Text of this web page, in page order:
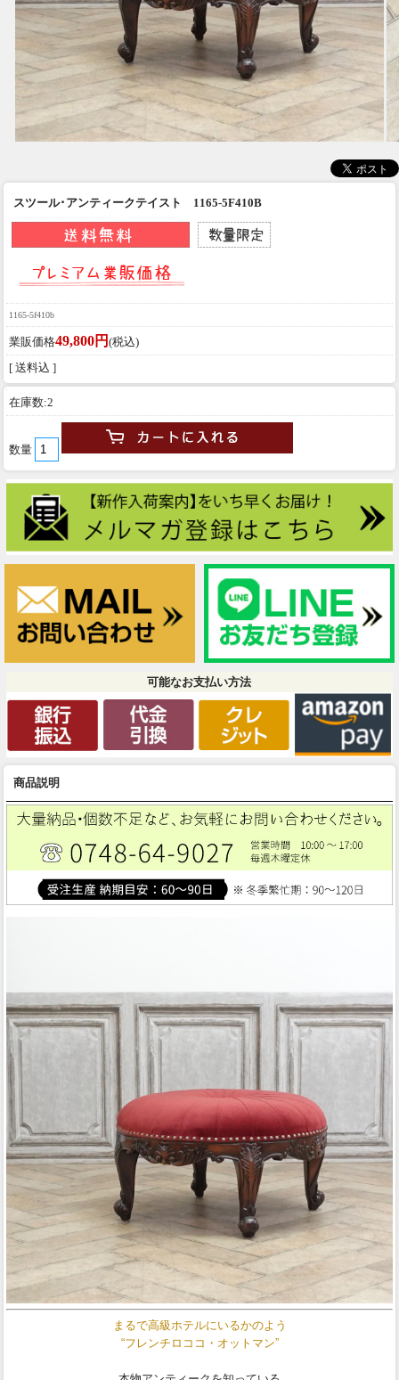
スツール･アンティークテイスト 1165-5F410B
1165-5f410b
業販価格49,800円 (税込)
[ 送料込 ]
在庫数:2
数量
可能なお支払い方法
商品説明
まるで高級ホテルにいるかのよう
“フレンチロココ・オットマン”